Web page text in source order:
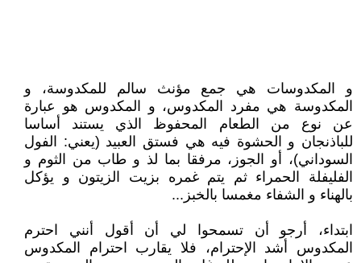
و المكدوسات هي جمع مؤنث سالم للمكدوسة، و
المكدوسة هي مفرد المكدوس، و المكدوس هو عبارة
عن نوع من الطعام المحفوظ الذي يستند أساسا
للباذنجان و الحشوة فيه هي فستق العبيد (يعني: الفول
السوداني)، أو الجوز، مرفقا بما لذ و طاب من الثوم و
الفليفلة الحمراء ثم يتم غمره بزيت الزيتون و يؤكل
بالهناء و الشفاء مغمسا بالخبز...
ابتداء، أرجو أن تسمحوا لي أن أقول أنني احترم
المكدوس أشد الإحترام، فلا يقارب احترام المكدوس